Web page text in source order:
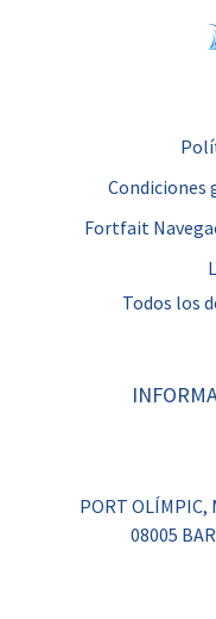
Condiciones
Fortfait
Todos los
PORT OLÍMPIC,
08005